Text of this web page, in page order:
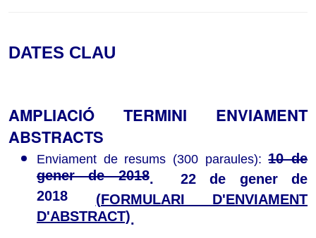
DATES CLAU
AMPLIACIÓ TERMINI ENVIAMENT
ABSTRACTS
Enviament de resums (300 paraules):10 de
gener de 2018.22 de gener de
2018 (FORMULARI D'ENVIAMENT
D'ABSTRACT).